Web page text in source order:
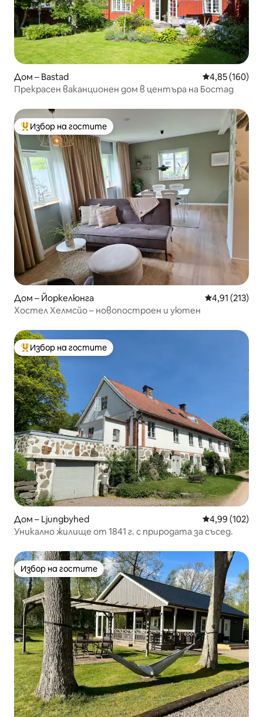
Дом – Bastad Средна
4,85 (160)
Прекрасен ваканционен дом в центъра на Бостад
Най-популярен избор на гостите
Избор на гостите
Дом – Йоркелюнга Средна
4,91 (213)
Хостел Хелмсйо – новопостроен и уютен
Най-популярен избор на гостите
Избор на гостите
Дом – Ljungbyhed Средна
4,99 (102)
Уникално жилище от 1841 г. с природата за съсед.
Избор на гостите
Избор на гостите